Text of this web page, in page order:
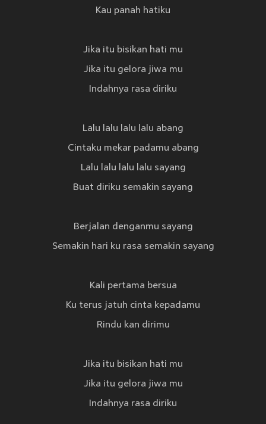
Kau panah hatiku
Jika itu bisikan hati mu
Jika itu gelora jiwa mu
Indahnya rasa diriku
Lalu lalu lalu lalu abang
Cintaku mekar padamu abang
Lalu lalu lalu lalu sayang
Buat diriku semakin sayang
Berjalan denganmu sayang
Semakin hari ku rasa semakin sayang
Kali pertama bersua
Ku terus jatuh cinta kepadamu
Rindu kan dirimu
Jika itu bisikan hati mu
Jika itu gelora jiwa mu
Indahnya rasa diriku